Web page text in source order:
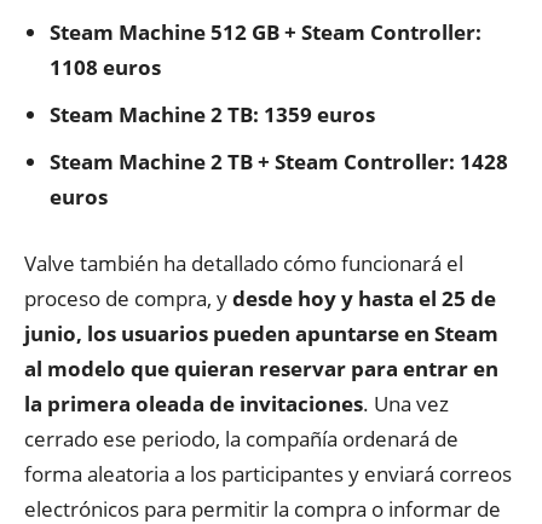
Steam Machine 512 GB + Steam Controller:
1108 euros
Steam Machine 2 TB: 1359 euros
Steam Machine 2 TB + Steam Controller: 1428
euros
Valve también ha detallado cómo funcionará el
proceso de compra, ydesde hoy y hasta el 25 de
junio, los usuarios pueden apuntarse en Steam
al modelo que quieran reservar para entrar en
la primera oleada de invitaciones. Una vez
cerrado ese periodo, la compañía ordenará de
forma aleatoria a los participantes y enviará correos
electrónicos para permitir la compra o informar de